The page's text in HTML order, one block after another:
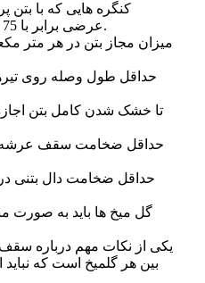
کنگره هایی که با بتن
عرضی برابر با 75 میلی متر داشته باشند.
تا خشک شدن کامل بتن
گل میخ ها باید به صورت
یکی از نکات مهم درباره